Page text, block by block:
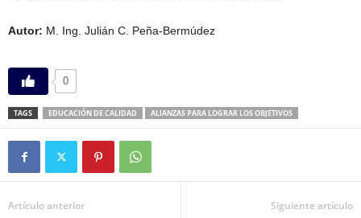
Autor: M. Ing. Julián C. Peña-Bermúdez
0
TAGS EDUCACIÓN DE CALIDAD ALIANZAS PARA LOGRAR LOS OBJETIVOS
Artículo anterior Siguiente artículo